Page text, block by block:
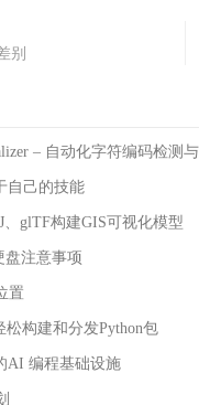
别
– 自动化字符编码检测
自己的技能
glTF构建GIS可视化模型
盘注意事项
置
松构建和分发Python包
AI 编程基础设施